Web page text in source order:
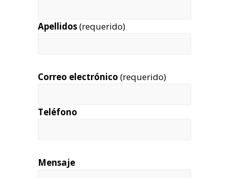
Apellidos(requerido)
Correo electrónico (requerido)
Teléfono
Mensaje